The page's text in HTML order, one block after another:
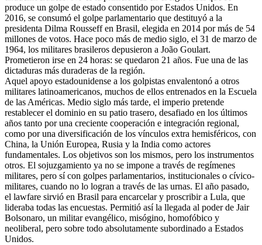
produce un golpe de estado consentido por Estados Unidos. En
2016, se consumó el golpe parlamentario que destituyó a la
presidenta Dilma Rousseff en Brasil, elegida en 2014 por más de 54
millones de votos. Hace poco más de medio siglo, el 31 de marzo de
1964, los militares brasileros depusieron a João Goulart.
Prometieron irse en 24 horas: se quedaron 21 años. Fue una de las
dictaduras más duraderas de la región.
Aquel apoyo estadounidense a los golpistas envalentonó a otros
militares latinoamericanos, muchos de ellos entrenados en la Escuela
de las Américas. Medio siglo más tarde, el imperio pretende
restablecer el dominio en su patio trasero, desafiado en los últimos
años tanto por una creciente cooperación e integración regional,
como por una diversificación de los vínculos extra hemisféricos, con
China, la Unión Europea, Rusia y la India como actores
fundamentales. Los objetivos son los mismos, pero los instrumentos
otros. El sojuzgamiento ya no se impone a través de regímenes
militares, pero sí con golpes parlamentarios, institucionales o cívico-
militares, cuando no lo logran a través de las urnas. El año pasado,
el lawfare sirvió en Brasil para encarcelar y proscribir a Lula, que
lideraba todas las encuestas. Permitió así la llegada al poder de Jair
Bolsonaro, un militar evangélico, misógino, homofóbico y
neoliberal, pero sobre todo absolutamente subordinado a Estados
Unidos.